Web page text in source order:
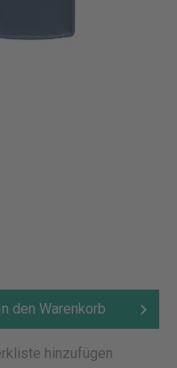
den Warenkorb
hinzufügen